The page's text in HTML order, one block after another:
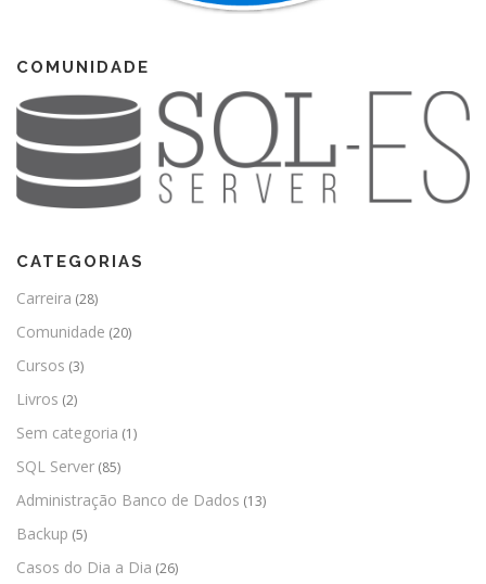
COMUNIDADE
CATEGORIAS
Carreira (28)
Comunidade (20)
Cursos (3)
Livros (2)
Sem categoria (1)
SQL Server (85)
Administração Banco de Dados (13)
Backup (5)
Casos do Dia a Dia (26)